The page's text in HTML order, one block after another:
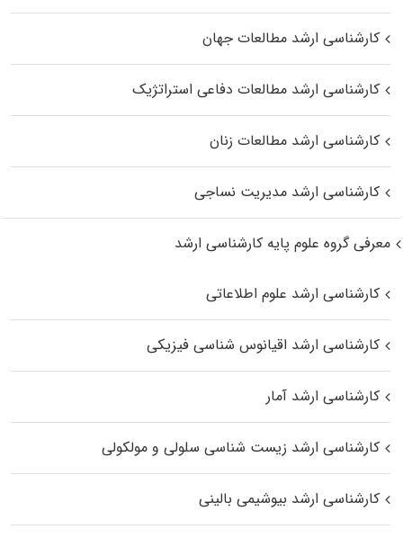
کارشناسی ارشد مطالعات جهان
کارشناسی ارشد مطالعات دفاعی استراتژیک
کارشناسی ارشد مطالعات زنان
کارشناسی ارشد مدیریت نساجی
معرفی گروه علوم پایه کارشناسی ارشد
کارشناسی ارشد علوم اطلاعاتی
کارشناسی ارشد اقیانوس‌ شناسی فیزیکی
کارشناسی ارشد آمار
کارشناسی ارشد زیست شناسی سلولی و مولکولی
کارشناسی ارشد بیوشیمی بالینی